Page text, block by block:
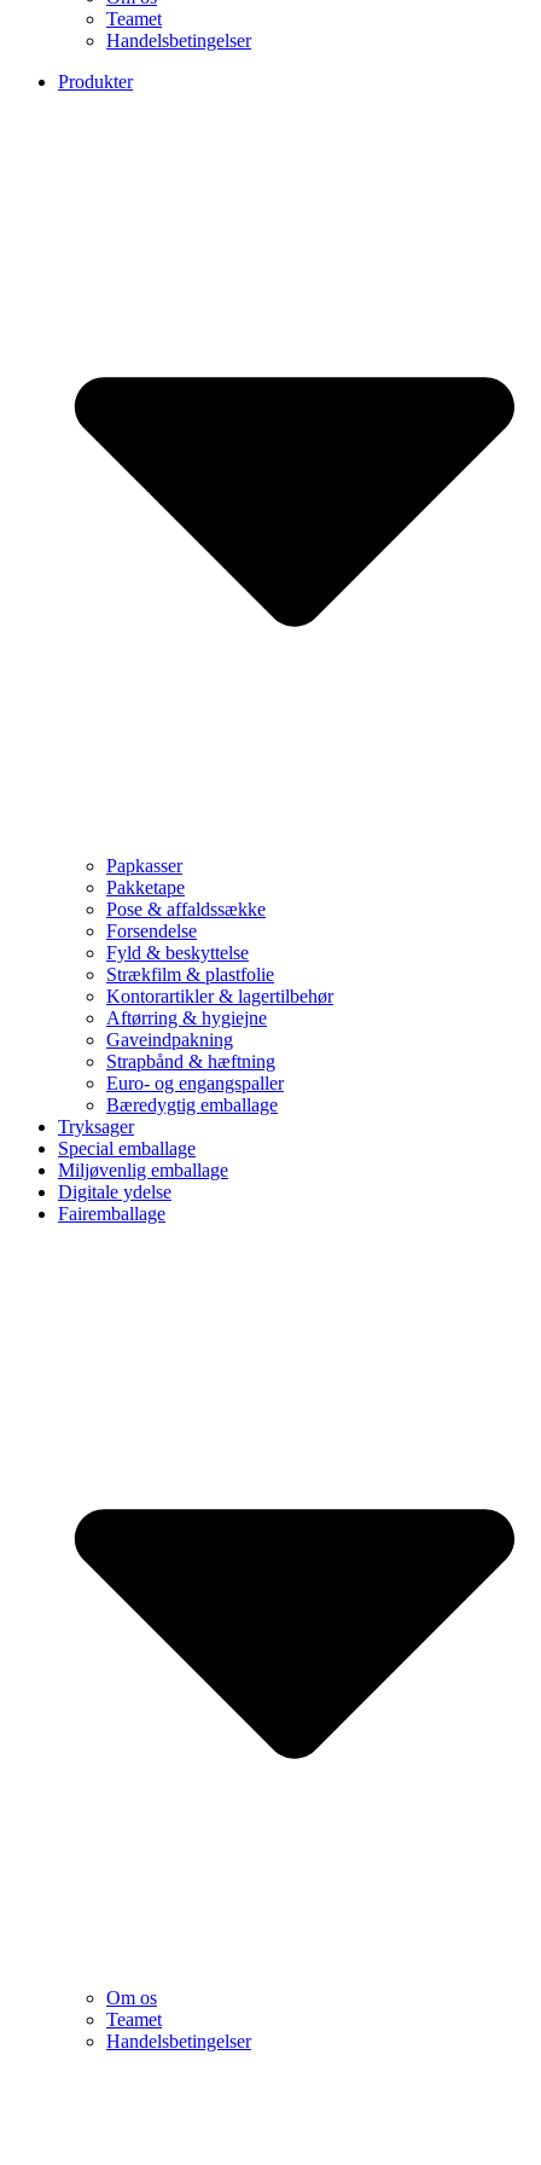
Teamet
Handelsbetingelser
Produkter
Papkasser
Pakketape
Pose & affaldssække
Forsendelse
Fyld & beskyttelse
Strækfilm & plastfolie
Kontorartikler & lagertilbehør
Aftørring & hygiejne
Gaveindpakning
Strapbånd & hæftning
Euro- og engangspaller
Bæredygtig emballage
Tryksager
Special emballage
Miljøvenlig emballage
Digitale ydelse
Fairemballage
Om os
Teamet
Handelsbetingelser